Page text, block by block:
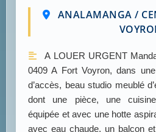
ANALAMANGA /
A LOUER URGENT
0409 A Fort Voyron, dans
d’accès, beau studio meublé
dont une pièce, une
équipée et avec une hotte
avec eau chaude, un balcon